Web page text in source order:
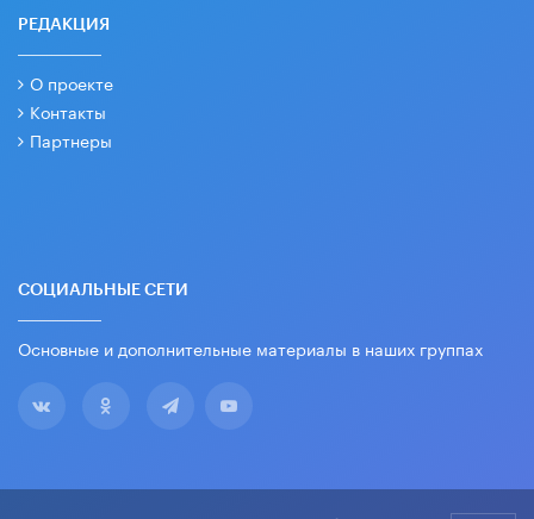
РЕДАКЦИЯ
О проекте
Контакты
Партнеры
СОЦИАЛЬНЫЕ СЕТИ
Основные и дополнительные материалы в наших группах